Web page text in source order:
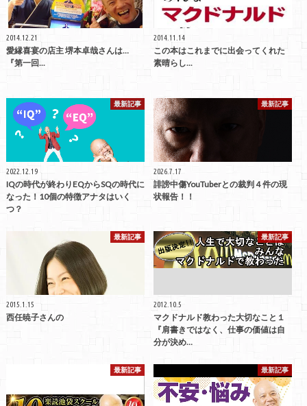
2014.12.21
愛縁喜宴の店主 堺本卓哉さんは…
『第一回...
2014.11.14
この本はこれまでに出会ってくれた
素晴らし...
最新記事
2022.12.19
IQの時代が終わりEQからSQの時代に
なった！10個の特徴アナタはいく
つ？
最新記事
2026.7.17
誹謗中傷YouTuberとの裁判４件の現
状報告！！
最新記事
2015.1.15
西任暁子さんの
最新記事
2012.10.5
マクドナルド教わった大切なこと１
『肩書きではなく、仕事の価値は自
分が決め…
最新記事 最新記事